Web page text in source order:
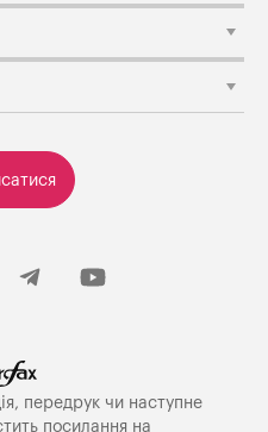
передрук чи наступне
посилання на